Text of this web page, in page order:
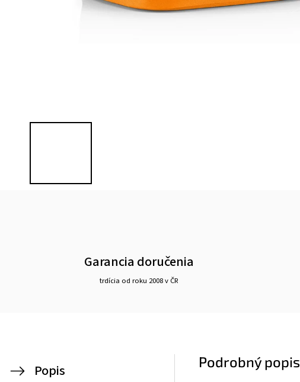
Garancia doručenia
trdícia od roku 2008 v ČR
Popis
Podrobný popis